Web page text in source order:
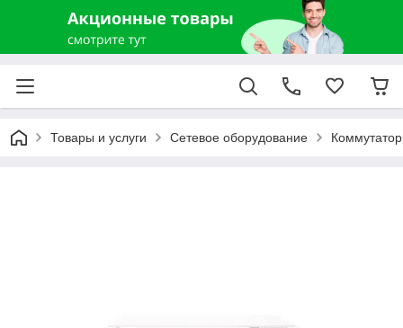
Товары и услуги Сетевое оборудование